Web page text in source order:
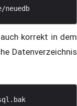
korrekt in dem
Datenverzeichnis